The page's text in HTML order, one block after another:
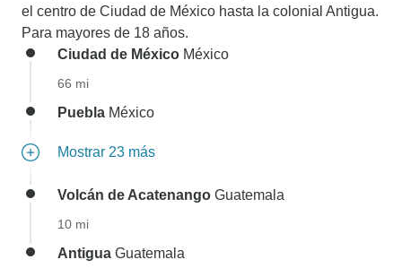
el centro de Ciudad de México hasta la colonial Antigua.
Para mayores de 18 años.
Ciudad de México México
66 mi
Puebla México
Mostrar 23 más
Volcán de Acatenango Guatemala
10 mi
Antigua Guatemala